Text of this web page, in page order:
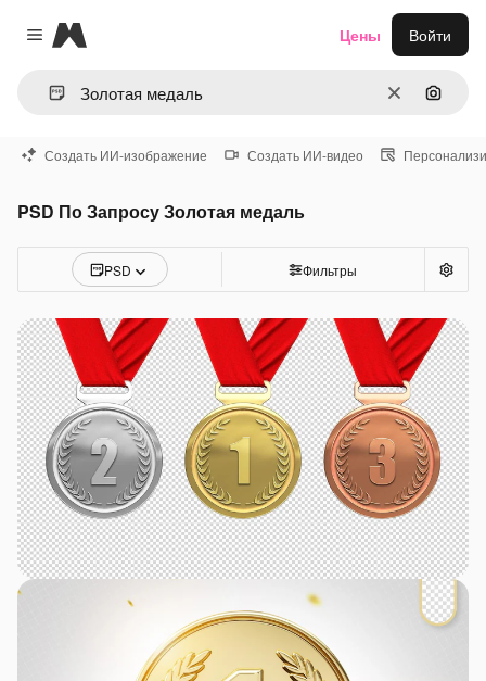
Close menu
Magnific
ОчиститьПоиск
Цены Войти
Создать ИИ-изображение Создать ИИ-видео
PSD По Запросу Золотая медаль
PSD Фильтры